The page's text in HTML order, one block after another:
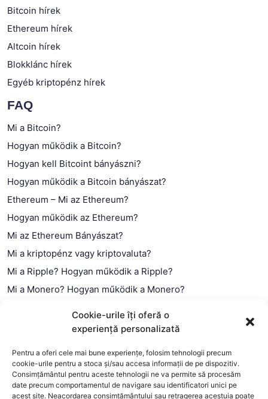
Cookie-urile îți oferă o
experiență personalizată
Pentru a oferi cele mai bune experiențe, folosim tehnologii precum
cookie-urile pentru a stoca și/sau accesa informații de pe dispozitiv.
Consimțământul pentru aceste tehnologii ne va permite să procesăm
date precum comportamentul de navigare sau identificatori unici pe
acest site. Neacordarea consimțământului sau retragerea acestuia poate
Bitcoin hírek
Ethereum hírek
Altcoin hírek
Blokklánc hírek
Egyéb kriptopénz hírek
FAQ
Mi a Bitcoin?
Hogyan működik a Bitcoin?
Hogyan kell Bitcoint bányászni?
Hogyan működik a Bitcoin bányászat?
Ethereum – Mi az Ethereum?
Hogyan működik az Ethereum?
Mi az Ethereum Bányászat?
Mi a kriptopénz vagy kriptovaluta?
Mi a Ripple? Hogyan működik a Ripple?
Mi a Monero? Hogyan működik a Monero?
Mi a blokklánc (technológia)?